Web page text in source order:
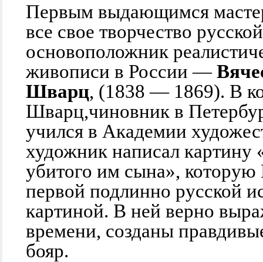
Первым выдающимся
все свое творчество
основоположник
живописи в России —
Шварц, (1838 — 1869). В
Шварц,чиновник в
учился в Академии
художник написал картину
убитого им сына», которую
первой подлинно русской
картиной. В ней верно
времени, созданы
бояр.